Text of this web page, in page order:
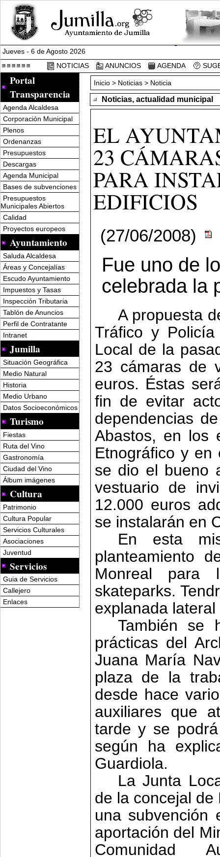
Jueves - 6 de Agosto 2026
NOTICIAS
ANUNCIOS AGENDA
Portal
Transparencia
Agenda Alcaldesa
Corporación Municipal
Plenos
Ordenanzas
Presupuestos
Descargas
Agenda Municipal
Bases de subvenciones
Presupuestos
Municipales Abiertos
Calidad
Proyectos europeos
Ayuntamiento
Saluda Alcaldesa
Áreas y Concejalías
Escudo Ayuntamiento
Impuestos y Tasas
Inspección Tributaria
Tablón de Anuncios
Perfil de Contratante
Intranet
Jumilla
Situación Geográfica
Medio Natural
Historia
Medio Urbano
Datos Socioeconómicos
Turismo
Fiestas
Ruta del Vino
Gastronomía
Ciudad del Vino
Álbum imágenes
Cultura
Patrimonio
Cultura Popular
Servicios Culturales
Asociaciones
Juventud
Servicios
Guia de Servicios
Callejero
Enlaces
Inicio> Noticias > Noticia
Noticias, actualidad municipal
EL
23
PARA
EDIFICIOS
(27/06/2008)
Fue uno de
celebrada la
A propuesta
Tráfico y
Local de la
23 cámaras de
euros. Éstas
fin de evitar
dependencias
Abastos, en los
Etnográfico y
se dio el bueno
vestuario de
12.000 euros
se instalarán en
En esta
planteamiento
Monreal para
skateparks.
explanada
También se
prácticas del
Juana María
plaza de la
desde hace
auxiliares que
tarde y se
según ha
Guardiola.
La Junta
de la concejal
una subvención
aportación del
Comunidad